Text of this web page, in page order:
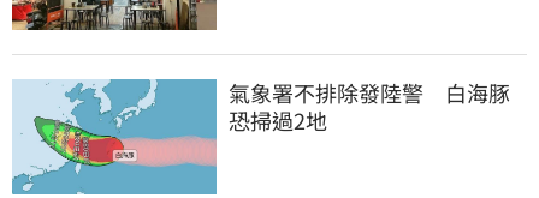
氣象署不排除發陸警　白海豚
恐掃過2地